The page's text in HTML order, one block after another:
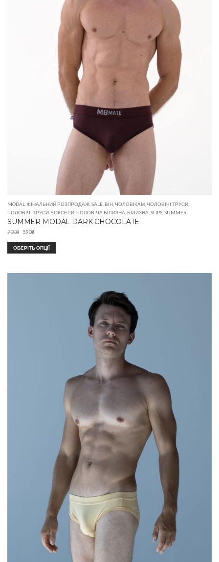
MODAL ФІНАЛЬНИЙ РОЗПРОДАЖ SALE ВІН ЧОЛОВІКАМ ЧОЛОВІЧІ ТРУСИ
ЧОЛОВІЧІ ТРУСИ-БОКСЕРИ ЧОЛОВІЧА БІЛИЗНА БІЛИЗНА SLIPS SUMMER
SUMMER MODAL DARK CHOCOLATE
700₴ 590₴
ОБЕРІТЬ ОПЦІЇ